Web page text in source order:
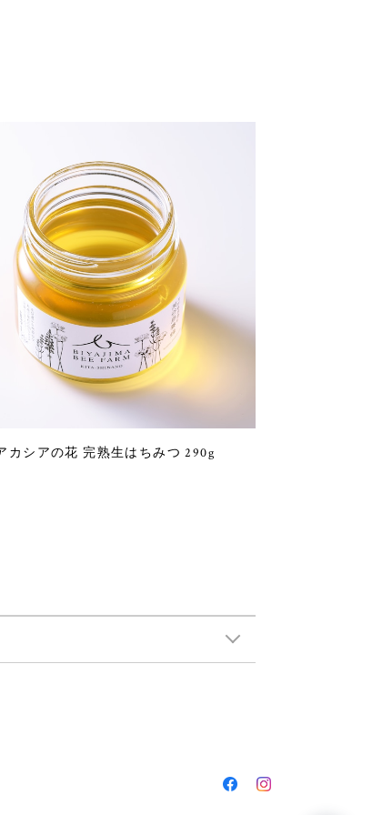
カシアの花 完熟生はちみつ 290g